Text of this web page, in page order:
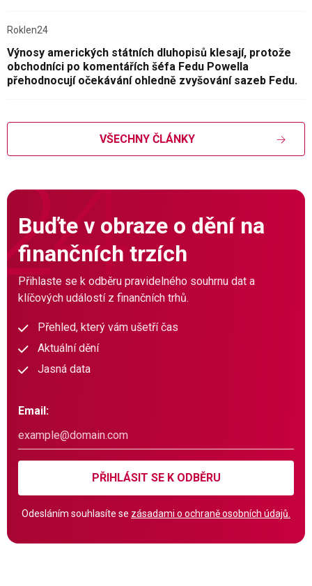
Roklen24
Výnosy amerických státních dluhopisů klesají, protože
obchodníci po komentářích šéfa Fedu Powella
přehodnocují očekávání ohledně zvyšování sazeb Fedu.
VŠECHNY ČLÁNKY
Buďte v obraze o dění na
finančních trzích
Přihlaste se k odběru pravidelného souhrnu dat a
klíčových událostí z finančních trhů.
Přehled, který vám ušetří čas
Aktuální dění
Jasná data
Email:
PŘIHLÁSIT SE K ODBĚRU
Odesláním souhlasíte se zásadami o ochraně osobních údajů.